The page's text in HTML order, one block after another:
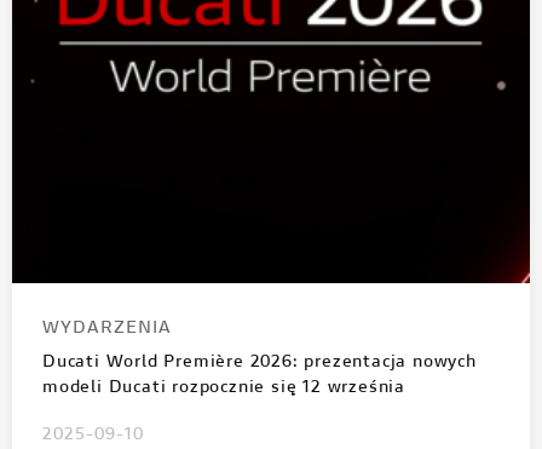
WYDARZENIA
Ducati World Première 2026: prezentacja nowych
modeli Ducati rozpocznie się 12 września
2025-09-10